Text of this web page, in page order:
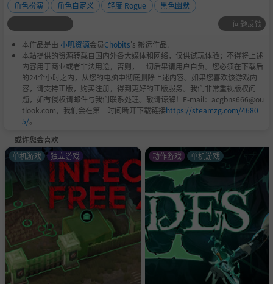
氪佬体验，舍我其谁
游戏中能让你真实体验氪佬纵横天下，舍我其谁的感觉。
在野外PK中，你可以一人挑百人，体验氪佬极致的PK爽感；
角色扮演
角色自定义 轻度 Rogue
黑色幽默
问题反馈
本作品是由 小叽资源会员Chobits's 搬运作品.
本站提供的资源转载自国内外各大媒体和网络，仅供试玩体验；不得将上述
内容用于商业或者非法用途，否则，一切后果请用户自负。您必须在下载后
的24个小时之内，从您的电脑中彻底删除上述内容。如果您喜欢该游戏内
容，请支持正版，购买注册，得到更好的正版服务。我们非常重视版权问
题，如有侵权请邮件与我们联系处理。敬请谅解！E-mail：acgbns666@ou
tlook.com，我们会在第一时间断开下载链接https://steamzg.com/4680
5/。
或许您会喜欢
单机游戏 独立游戏 动作游戏 单机游戏